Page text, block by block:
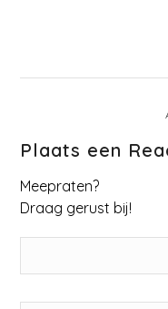
Plaats een
Meepraten?
Draag gerust bij!